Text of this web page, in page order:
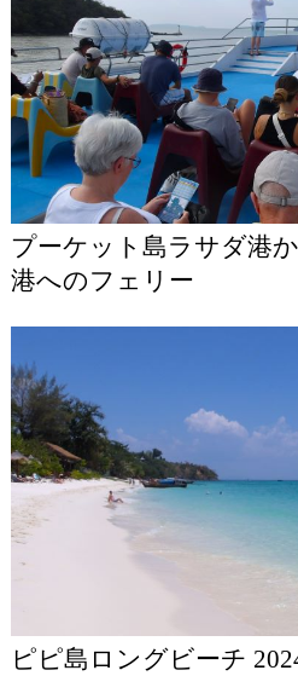
プーケット島ラサダ港
港へのフェリー
ピピ島ロングビーチ